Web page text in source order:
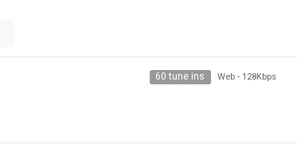
60 tune ins Web - 128Kbps